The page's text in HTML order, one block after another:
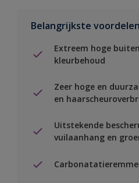
Belangrijkste voordelen
Extreem hoge
kleurbehoud
Zeer hoge en
en
Uitstekende
vuilaanhang en